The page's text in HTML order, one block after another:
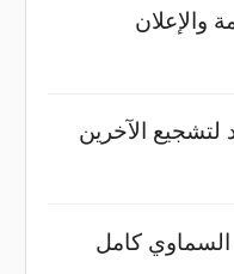
والإعلان
لتشجيع الآخرين
كامل